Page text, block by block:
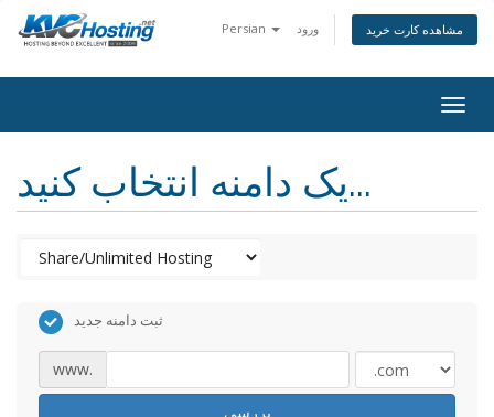
Persian ورود مشاهده کارت خرید
یک دامنه انتخاب کنید...
ثبت دامنه جدید
www.
بررسی